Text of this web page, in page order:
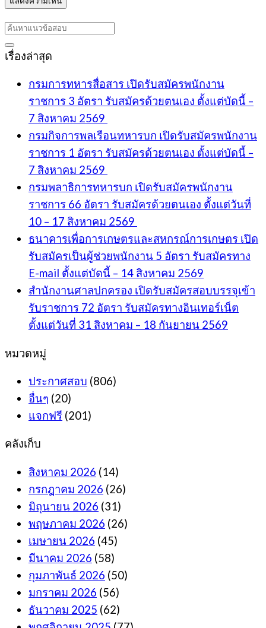
เรื่องล่าสุด
กรมการทหารสื่อสาร เปิดรับสมัครพนักงาน
ราชการ 3 อัตรา รับสมัครด้วยตนเอง ตั้งแต่บัดนี้ –
7 สิงหาคม 2569
กรมกิจการพลเรือนทหารบก เปิดรับสมัครพนักงาน
ราชการ 1 อัตรา รับสมัครด้วยตนเอง ตั้งแต่บัดนี้ –
7 สิงหาคม 2569
กรมพลาธิการทหารบก เปิดรับสมัครพนักงาน
ราชการ 66 อัตรา รับสมัครด้วยตนเอง ตั้งแต่วันที่
10 – 17 สิงหาคม 2569
ธนาคารเพื่อการเกษตรและสหกรณ์การเกษตร เปิด
รับสมัครเป็นผู้ช่วยพนักงาน 5 อัตรา รับสมัครทาง
E-mail ตั้งแต่บัดนี้ – 14 สิงหาคม 2569
สำนักงานศาลปกครอง เปิดรับสมัครสอบบรรจุเข้า
รับราชการ 72 อัตรา รับสมัครทางอินเทอร์เน็ต
ตั้งแต่วันที่ 31 สิงหาคม – 18 กันยายน 2569
หมวดหมู่
ประกาศสอบ (806)
อื่นๆ (20)
แจกฟรี (201)
คลังเก็บ
สิงหาคม 2026 (14)
กรกฎาคม 2026 (26)
มิถุนายน 2026 (31)
พฤษภาคม 2026 (26)
เมษายน 2026 (45)
มีนาคม 2026 (58)
กุมภาพันธ์ 2026 (50)
มกราคม 2026 (56)
ธันวาคม 2025 (62)